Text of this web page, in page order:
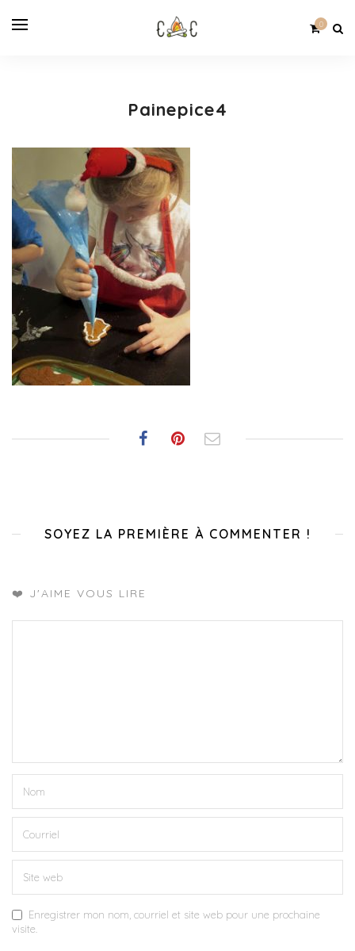
0
Painepice4
SOYEZ LA PREMIÈRE À COMMENTER !
❤️ J'AIME VOUS LIRE
Enregistrer mon nom, courriel et site web pour une prochaine
visite.